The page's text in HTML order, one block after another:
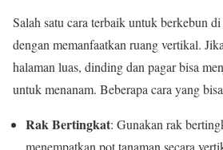
Salah satu cara terbaik untuk berkebun
dengan memanfaatkan ruang vertikal.
halaman luas, dinding dan pagar bisa
untuk menanam. Beberapa cara yang
Rak Bertingkat: Gunakan rak
menempatkan pot tanaman secara